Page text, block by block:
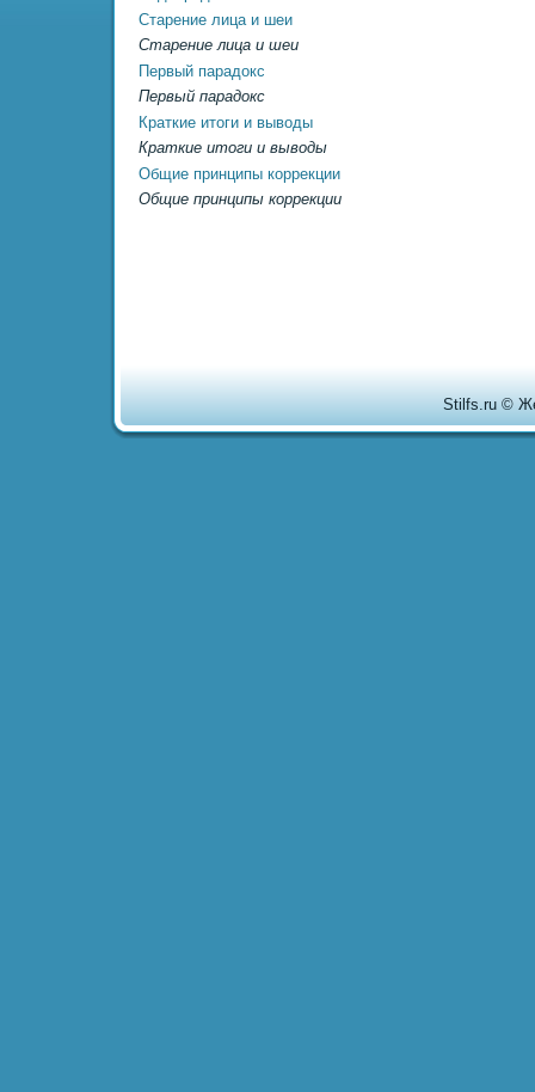
Старение лица и шеи
Старение лица и шеи
Первый парадокс
Первый парадокс
Краткие итоги и выводы
Краткие итоги и выводы
Общие пpинципы коррекции
Общие пpинципы коррекции
Stilfs.ru ©